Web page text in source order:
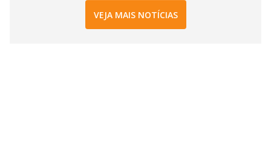
VEJA MAIS NOTÍCIAS